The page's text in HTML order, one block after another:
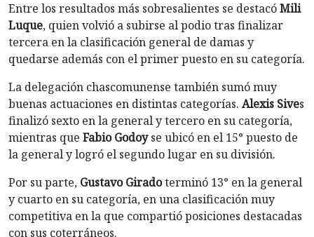
Entre los resultados más sobresalientes se destacóMili
Luque, quien volvió a subirse al podio tras finalizar
tercera en la clasificación general de damas y
quedarse además con el primer puesto en su categoría.
La delegación chascomunense también sumó muy
buenas actuaciones en distintas categorías. Alexis Sives
finalizó sexto en la general y tercero en su categoría,
mientras que Fabio Godoyse ubicó en el 15° puesto de
la general y logró el segundo lugar en su división.
Por su parte, Gustavo Giradoterminó 13° en la general
y cuarto en su categoría, en una clasificación muy
competitiva en la que compartió posiciones destacadas
con sus coterráneos.